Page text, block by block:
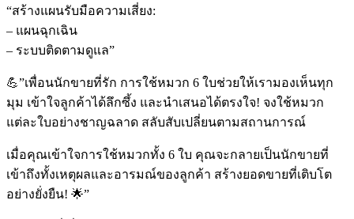
“สร้างแผนรับมือความเสี่ยง:
– แผนฉุกเฉิน
– ระบบติดตามดูแล”
💪”เพื่อนนักขายที่รัก การใช้หมวก 6 ใบช่วยให้เรามองเห็นทุก
มุม เข้าใจลูกค้าได้ลึกซึ้ง และนำเสนอได้ตรงใจ! จงใช้หมวก
แต่ละใบอย่างชาญฉลาด สลับสับเปลี่ยนตามสถานการณ์
เมื่อคุณเข้าใจการใช้หมวกทั้ง 6 ใบ คุณจะกลายเป็นนักขายที่
เข้าถึงทั้งเหตุผลและอารมณ์ของลูกค้า สร้างยอดขายที่เติบโต
อย่างยั่งยืน! 🌟”